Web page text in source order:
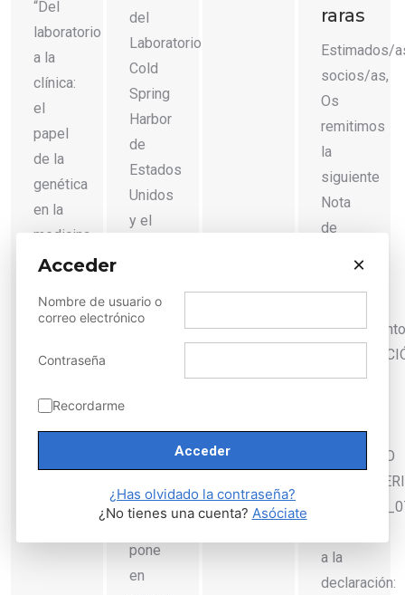
“Del
laboratorio
a la
clínica:
el
papel
de la
genética
en la
medicina
de
Detalles
del
Laboratorio
Cold
Spring
Harbor
de
Estados
Unidos
y el
cerrar
el II
Congreso
Médica
y
Medicina
Genómica,
pone
en
raras
Estimados/
socios/as,
Os
remitimos
la
siguiente
Nota
de
DE
ER’_II
CONGRESO
a la
declaración:
Acceder ×
Nombre de usuario o
correo electrónico
Contraseña
Recordarme
¿Has olvidado la contraseña?
¿No tienes una cuenta? Asóciate